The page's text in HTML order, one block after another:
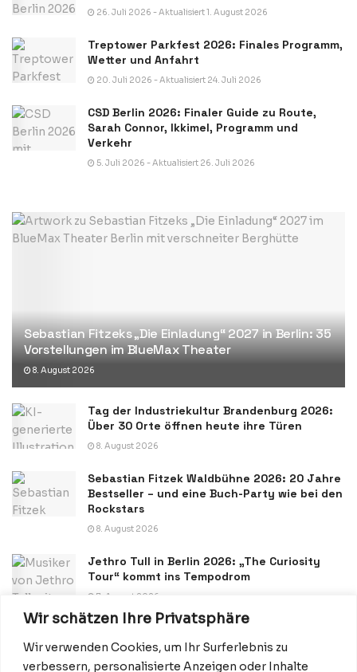
Wir schätzen Ihre Privatsphäre
Wir verwenden Cookies, um Ihr Surferlebnis zu
verbessern, personalisierte Anzeigen oder Inhalte
26. Juli 2026 - Aktualisiert 1. August 2026
Treptower Parkfest 2026: Finales Programm,
Wetter und Anfahrt
20. Juli 2026 - Aktualisiert 24. Juli 2026
CSD Berlin 2026: Finaler Guide zu Route,
Sarah Connor, Ikkimel, Programm und
Verkehr
5. Juli 2026 - Aktualisiert 26. Juli 2026
Sebastian Fitzeks „Die Einladung“ 2027 in Berlin: 35
Vorstellungen im BlueMax Theater
8. August 2026
Tag der Industriekultur Brandenburg 2026:
Über 30 Orte öffnen heute ihre Türen
8. August 2026
Sebastian Fitzek Waldbühne 2026: 20 Jahre
Bestseller – und eine Buch-Party wie bei den
Rockstars
8. August 2026
Jethro Tull in Berlin 2026: „The Curiosity
Tour“ kommt ins Tempodrom
7. August 2026